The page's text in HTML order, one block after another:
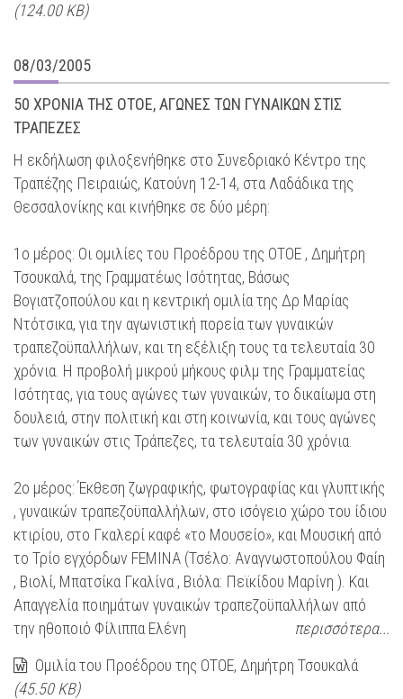
(124.00 KB)
08/03/2005
50 ΧΡΟΝΙΑ ΤΗΣ ΟΤΟΕ, ΑΓΩΝΕΣ ΤΩΝ ΓΥΝΑΙΚΩΝ ΣΤΙΣ
ΤΡΑΠΕΖΕΣ
Η εκδήλωση φιλοξενήθηκε στο Συνεδριακό Κέντρο της
Τραπέζης Πειραιώς, Κατούνη 12-14, στα Λαδάδικα της
Θεσσαλονίκης και κινήθηκε σε δύο μέρη:
1ο μέρος: Οι ομιλίες του Προέδρου της ΟΤΟΕ , Δημήτρη
Τσουκαλά, της Γραμματέως Ισότητας, Βάσως
Βογιατζοπούλου και η κεντρική ομιλία της Δρ Μαρίας
Ντότσικα, για την αγωνιστική πορεία των γυναικών
τραπεζοϋπαλλήλων, και τη εξέλιξη τους τα τελευταία 30
χρόνια. Η προβολή μικρού μήκους φιλμ της Γραμματείας
Ισότητας, για τους αγώνες των γυναικών, το δικαίωμα στη
δουλειά, στην πολιτική και στη κοινωνία, και τους αγώνες
των γυναικών στις Τράπεζες, τα τελευταία 30 χρόνια.
2ο μέρος: Έκθεση ζωγραφικής, φωτογραφίας και γλυπτικής
, γυναικών τραπεζοϋπαλλήλων, στο ισόγειο χώρο του ίδιου
κτιρίου, στο Γκαλερί καφέ «το Μουσείο», και Μουσική από
το Τρίο εγχόρδων FEMINA (Τσέλο: Αναγνωστοπούλου Φαίη
, Βιολί, Μπατσίκα Γκαλίνα , Βιόλα: Πεϊκίδου Μαρίνη ). Και
Απαγγελία ποιημάτων γυναικών τραπεζοϋπαλλήλων από
την ηθοποιό Φίλιππα Ελένη
περισσότερα...
Ομιλία του Προέδρου της ΟΤΟΕ, Δημήτρη Τσουκαλά
(45.50 KB)